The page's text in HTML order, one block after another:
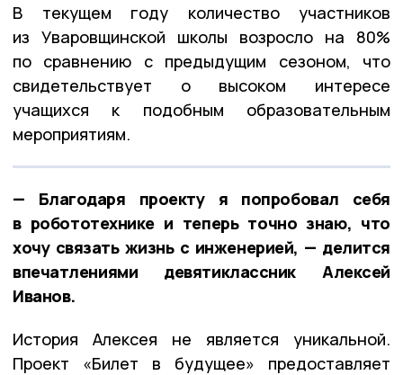
В текущем году количество участников
из Уваровщинской школы возросло на 80%
по сравнению с предыдущим сезоном, что
свидетельствует о высоком интересе
учащихся к подобным образовательным
мероприятиям.
— Благодаря проекту я попробовал себя
в робототехнике и теперь точно знаю, что
хочу связать жизнь с инженерией, — делится
впечатлениями девятиклассник Алексей
Иванов.
История Алексея не является уникальной.
Проект «Билет в будущее» предоставляет